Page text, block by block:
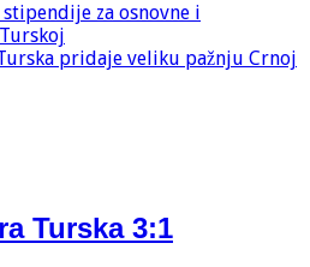
za osnovne i
pridaje veliku pažnju Crnoj
Turska 3:1